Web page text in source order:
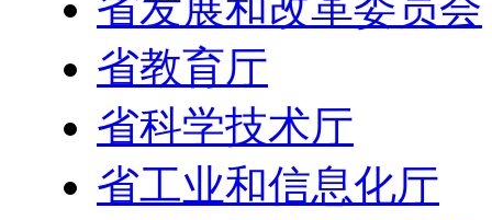
省教育厅
省科学技术厅
省工业和信息化厅